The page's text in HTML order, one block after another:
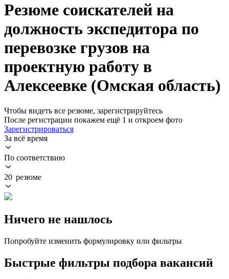
Резюме соискателей на
должность экспедитора по
перевозке грузов на
проектную работу в
Алексеевке (Омская область)
Чтобы видеть все резюме, зарегистрируйтесь
После регистрации покажем ещё 1 и откроем фото
Зарегистрироваться
За всё время
По соответствию
20 резюме
Ничего не нашлось
Попробуйте изменить формулировку или фильтры
Быстрые фильтры подбора вакансий